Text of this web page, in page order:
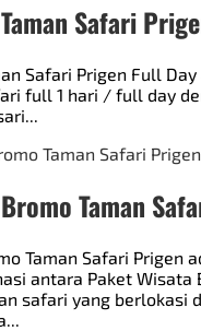
Safari
Safari Prigen Full
full 1 hari / full day
Taman
Taman Safari Prigen
antara Paket Wisata
safari yang berlokasi